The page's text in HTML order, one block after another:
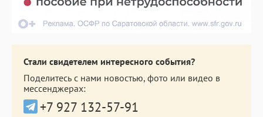
Стали свидетелем интересного события?
Поделитесь с нами новостью, фото или видео в
мессенджерах:
+7 927 132-57-91